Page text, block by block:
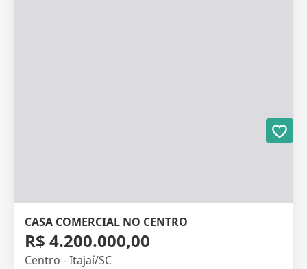
CASA COMERCIAL NO CENTRO
R$ 4.200.000,00
Centro - Itajaí/SC